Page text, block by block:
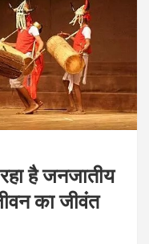
है जनजातीय
का जीवंत